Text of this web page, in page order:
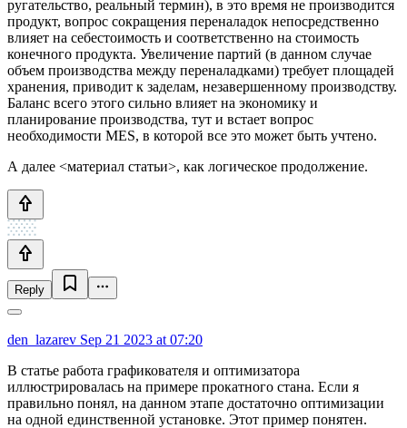
ругательство, реальный термин), в это время не производится
продукт, вопрос сокращения переналадок непосредственно
влияет на себестоимость и соответственно на стоимость
конечного продукта. Увеличение партий (в данном случае
объем производства между переналадками) требует площадей
хранения, приводит к заделам, незавершенному производству.
Баланс всего этого сильно влияет на экономику и
планирование производства, тут и встает вопрос
необходимости MES, в которой все это может быть учтено.
А далее <материал статьи>, как логическое продолжение.
Reply
den_lazarev Sep 21 2023 at 07:20
В статье работа графикователя и оптимизатора
иллюстрировалась на примере прокатного стана. Если я
правильно понял, на данном этапе достаточно оптимизации
на одной единственной установке. Этот пример понятен.